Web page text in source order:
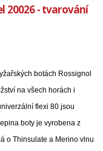
20026 - tvarování
botách Rossignol
na všech horách i
flexi 80 jsou
boty je vyrobena z
o Thinsulate a Merino vlnu